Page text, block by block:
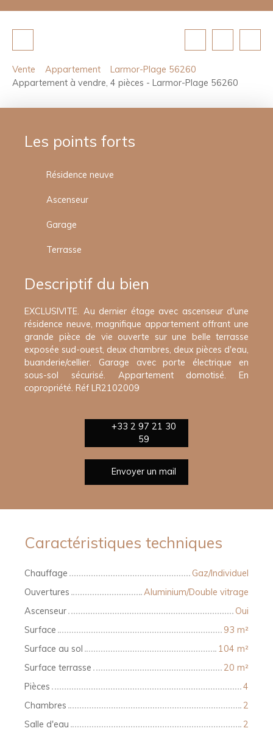
Vente Appartement
Larmor-Plage 56260
Appartement à vendre, 4 pièces - Larmor-Plage 56260
Les points forts
Résidence neuve
Ascenseur
Garage
Terrasse
Descriptif du bien
EXCLUSIVITE. Au dernier étage avec ascenseur d'une
résidence neuve, magnifique appartement offrant une
grande pièce de vie ouverte sur une belle terrasse
exposée sud-ouest, deux chambres, deux pièces d'eau,
buanderie/cellier. Garage avec porte électrique en
sous-sol sécurisé. Appartement domotisé. En
copropriété. Réf LR2102009
+33 2 97 21 30
59
Envoyer un mail
Caractéristiques techniques
Chauffage
Gaz/Individuel
Ouvertures
Aluminium/Double vitrage
Ascenseur
Oui
Surface
93 m²
Surface au sol
104 m²
Surface terrasse
20 m²
Pièces
4
Chambres
2
Salle d'eau
2